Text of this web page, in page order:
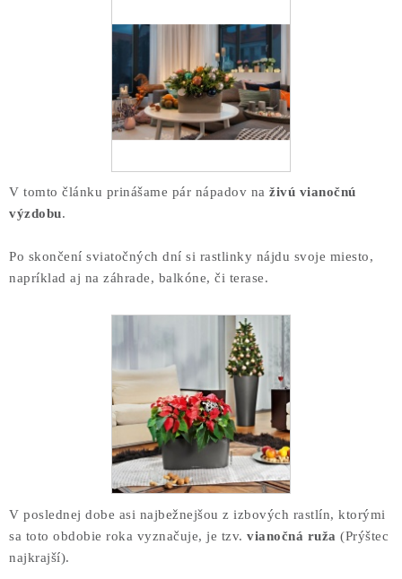
Ochrana osobných údajov
Kontakt
Napíšte nám
Reklamačný poriadok
Odstúpenie od zmluvy
V tomto článku prinášame pár nápadov na živú vianočnú
výzdobu.
Po skončení sviatočných dní si rastlinky nájdu svoje miesto,
napríklad aj na záhrade, balkóne, či terase.
V poslednej dobe asi najbežnejšou z izbových rastlín, ktorými
sa toto obdobie roka vyznačuje, je tzv. vianočná ruža (Prýštec
najkrajší).